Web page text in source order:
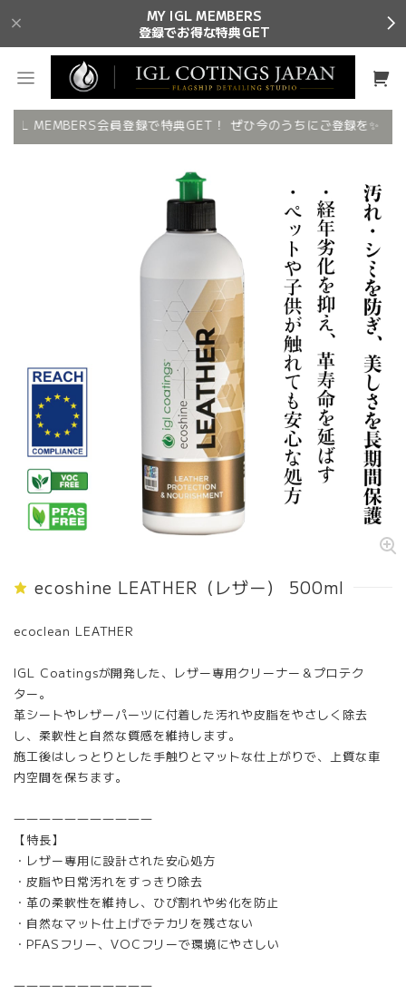
MY IGL MEMBERS
登録でお得な特典GET
MEMBERS会員登録で特典GET！ ぜひ今のうちにご登録を✨
ecoshine LEATHER（レザー） 500ml
ecoclean LEATHER
IGL Coatingsが開発した、レザー専用クリーナー＆プロテク
ター。
革シートやレザーパーツに付着した汚れや皮脂をやさしく除去
し、柔軟性と自然な質感を維持します。
施工後はしっとりとした手触りとマットな仕上がりで、上質な車
内空間を保ちます。
―――――――――――
【特長】
・レザー専用に設計された安心処方
・皮脂や日常汚れをすっきり除去
・革の柔軟性を維持し、ひび割れや劣化を防止
・自然なマット仕上げでテカリを残さない
・PFASフリー、VOCフリーで環境にやさしい
―――――――――――